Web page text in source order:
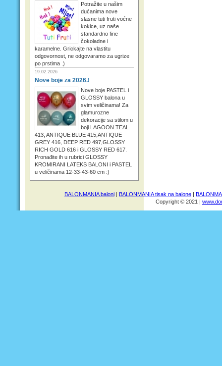
Potražite u našim
dućanima nove
slasne tuti fruti voćne
kokice, uz naše
standardno fine
čokoladne i
karamelne. Grickajte na vlastitu
odgovornost, ne odgovaramo za ugrize
po prstima .)
19.02.2026
Nove boje za 2026.!
Nove boje PASTEL i
GLOSSY balona u
svim veličinama! Za
glamurozne
dekoracije sa stilom u
boji LAGOON TEAL
413, ANTIQUE BLUE 415,ANTIQUE
GREY 416, DEEP RED 497,GLOSSY
RICH GOLD 616 i GLOSSY RED 617.
Pronađite ih u rubrici GLOSSY
KROMIRANI LATEKS BALONI i PASTEL
u veličinama 12-33-43-60 cm :)
BALONMANIA baloni | BALONMANIA tisak na balone |
Copyright © 2021 |